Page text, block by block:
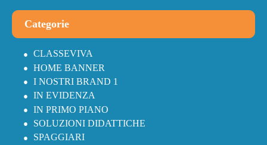
Categorie
CLASSEVIVA
HOME BANNER
I NOSTRI BRAND 1
IN EVIDENZA
IN PRIMO PIANO
SOLUZIONI DIDATTICHE
SPAGGIARI